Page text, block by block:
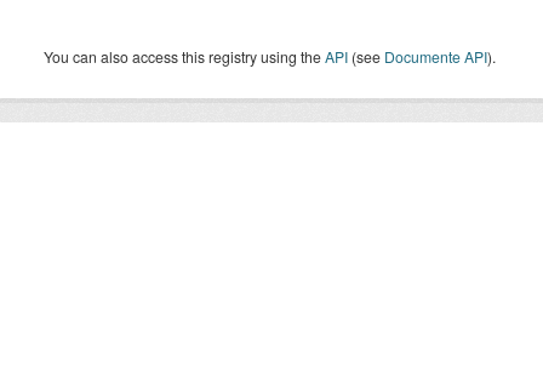
You can also access this registry using theAPI (see Documente API).